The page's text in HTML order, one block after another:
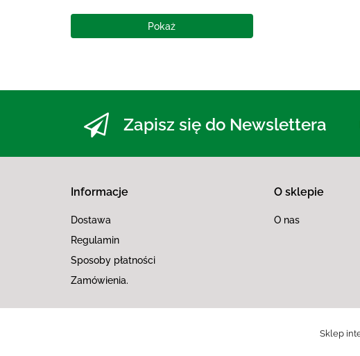
Pokaż
Zapisz się do Newslettera
Informacje
Dostawa
Regulamin
Sposoby płatności
Zamówienia.
O sklepie
O nas
Sklep